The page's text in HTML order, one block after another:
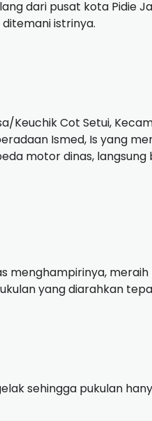
dari pusat kota Pidie
istrinya.
Keuchik Cot Setui,
Ismed, Is yang
motor dinas, langsung
menghampirinya, meraih
yang diarahkan
sehingga pukulan